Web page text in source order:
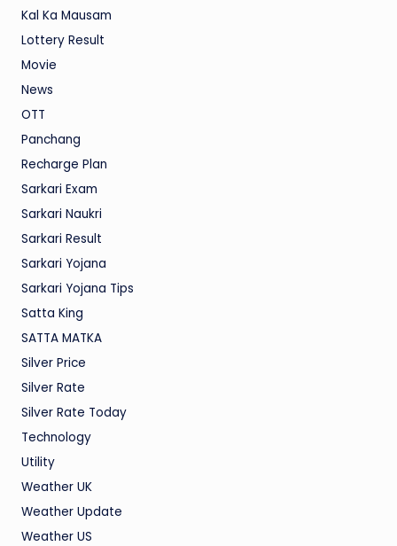
Kal Ka Mausam
Lottery Result
Movie
News
OTT
Panchang
Recharge Plan
Sarkari Exam
Sarkari Naukri
Sarkari Result
Sarkari Yojana
Sarkari Yojana Tips
Satta King
SATTA MATKA
Silver Price
Silver Rate
Silver Rate Today
Technology
Utility
Weather UK
Weather Update
Weather US